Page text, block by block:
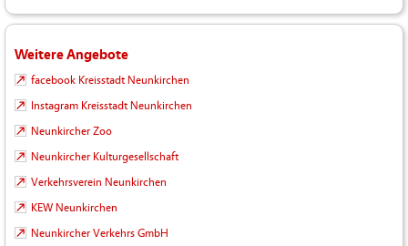
Weitere Angebote
facebook Kreisstadt Neunkirchen
Instagram Kreisstadt Neunkirchen
Neunkircher Zoo
Neunkircher Kulturgesellschaft
Verkehrsverein Neunkirchen
KEW Neunkirchen
Neunkircher Verkehrs GmbH